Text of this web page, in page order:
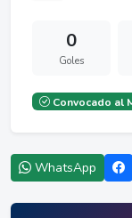
0
Goles
Convocado al
WhatsApp